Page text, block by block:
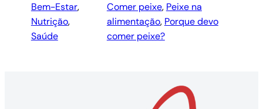
Bem-Estar,
Nutrição,
Saúde
Comer peixe, Peixe na
alimentação, Porque devo
comer peixe?